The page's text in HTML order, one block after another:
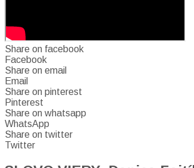
Share on facebook
Facebook
Share on email
Email
Share on pinterest
Pinterest
Share on whatsapp
WhatsApp
Share on twitter
Twitter